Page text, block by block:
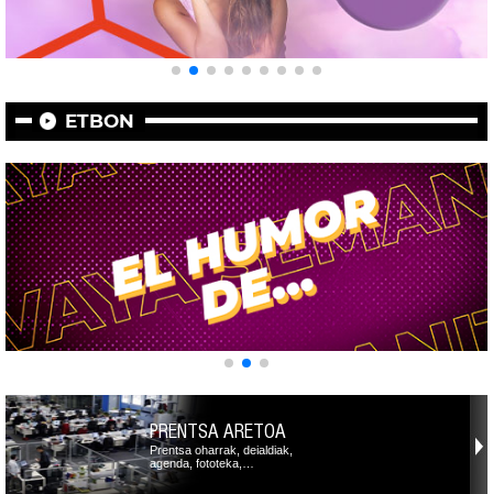
ETBON
PRENTSA ARETOA
Prentsa oharrak, deialdiak,
agenda, fototeka,…